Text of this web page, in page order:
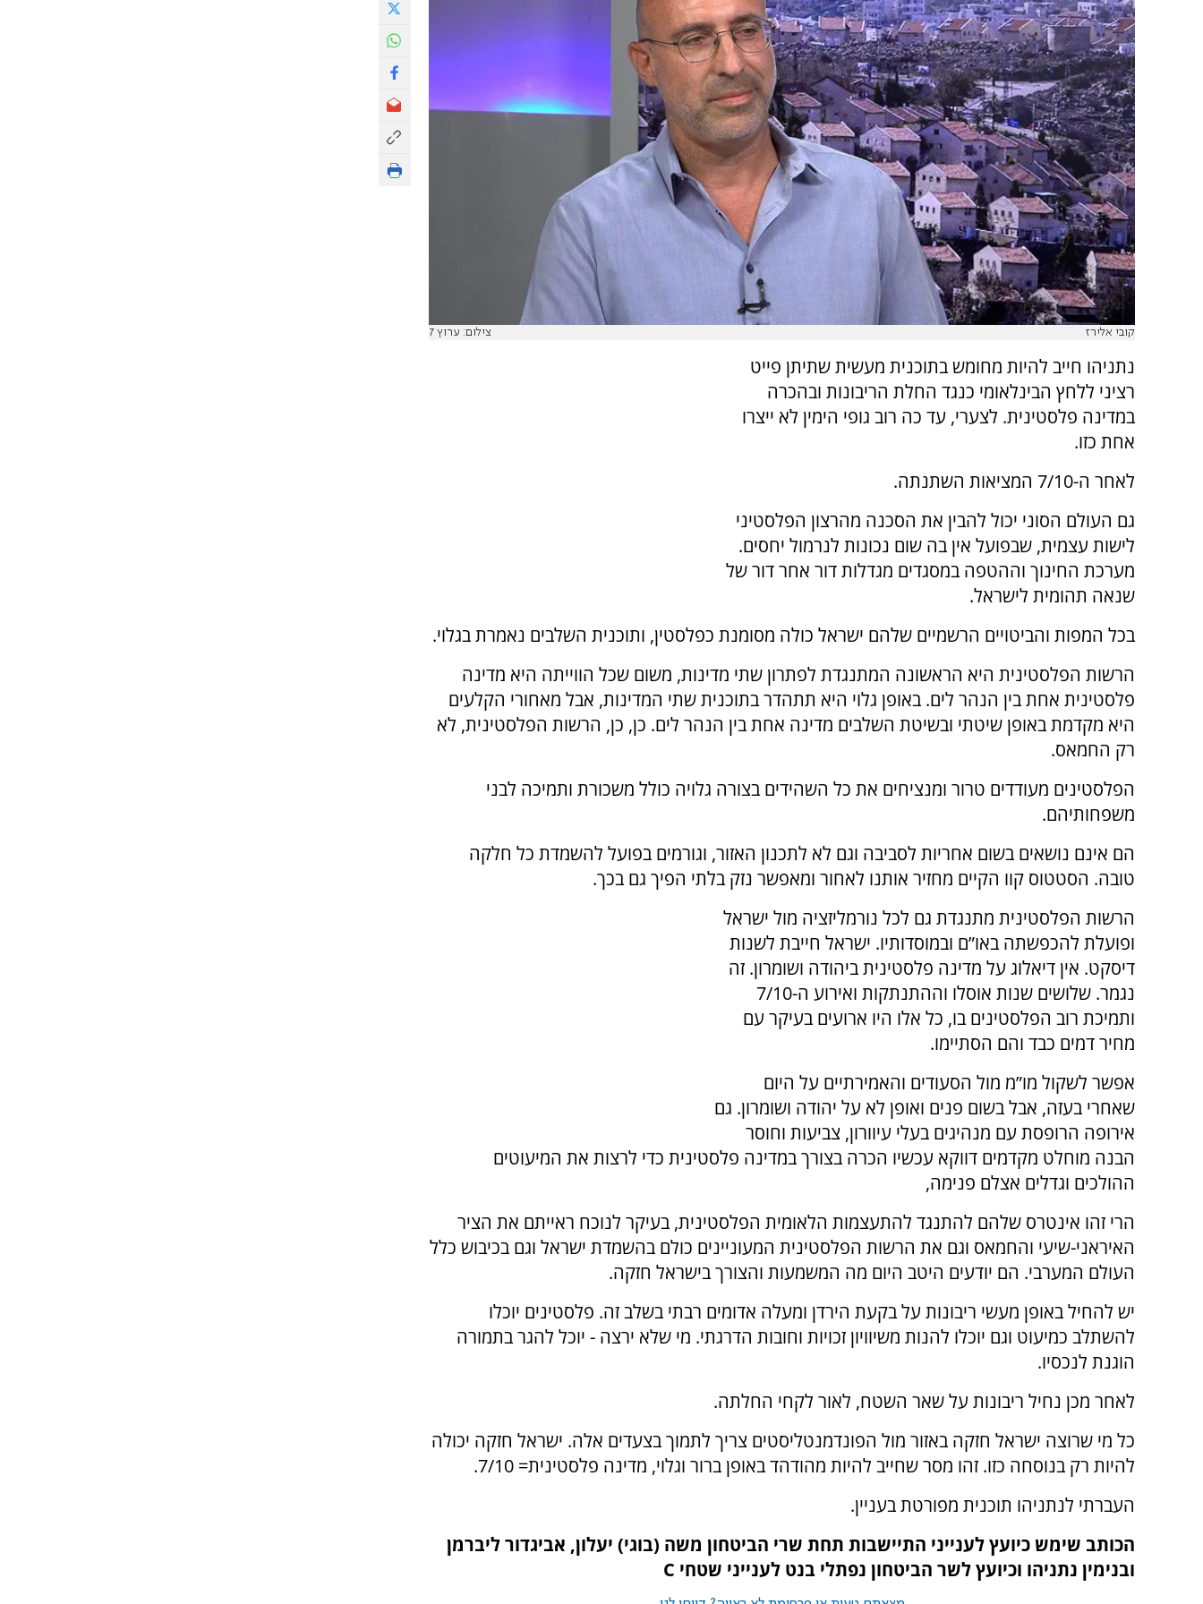
קובי אלירז צילום: ערוץ 7
נתניהו חייב להיות מחומש בתוכנית מעשית שתיתן פייט
רציני ללחץ הבינלאומי כנגד החלת הריבונות ובהכרה
במדינה פלסטינית. לצערי, עד כה רוב גופי הימין לא ייצרו
אחת כזו.
לאחר ה-7/10 המציאות השתנתה.
גם העולם הסוני יכול להבין את הסכנה מהרצון הפלסטיני
לישות עצמית, שבפועל אין בה שום נכונות לנרמול יחסים.
מערכת החינוך וההטפה במסגדים מגדלות דור אחר דור של
שנאה תהומית לישראל.
בכל המפות והביטויים הרשמיים שלהם ישראל כולה מסומנת כפלסטין, ותוכנית השלבים נאמרת בגלוי.
הרשות הפלסטינית היא הראשונה המתנגדת לפתרון שתי מדינות, משום שכל הווייתה היא מדינה
פלסטינית אחת בין הנהר לים. באופן גלוי היא תתהדר בתוכנית שתי המדינות, אבל מאחורי הקלעים
היא מקדמת באופן שיטתי ובשיטת השלבים מדינה אחת בין הנהר לים. כן, כן, הרשות הפלסטינית, לא
רק החמאס.
הפלסטינים מעודדים טרור ומנציחים את כל השהידים בצורה גלויה כולל משכורת ותמיכה לבני
משפחותיהם.
הם אינם נושאים בשום אחריות לסביבה וגם לא לתכנון האזור, וגורמים בפועל להשמדת כל חלקה
טובה. הסטטוס קוו הקיים מחזיר אותנו לאחור ומאפשר נזק בלתי הפיך גם בכך.
הרשות הפלסטינית מתנגדת גם לכל נורמליזציה מול ישראל
ופועלת להכפשתה באו”ם ובמוסדותיו. ישראל חייבת לשנות
דיסקט. אין דיאלוג על מדינה פלסטינית ביהודה ושומרון. זה
נגמר. שלושים שנות אוסלו וההתנתקות ואירוע ה-7/10
ותמיכת רוב הפלסטינים בו, כל אלו היו ארועים בעיקר עם
מחיר דמים כבד והם הסתיימו.
אפשר לשקול מו”מ מול הסעודים והאמירתיים על היום
שאחרי בעזה, אבל בשום פנים ואופן לא על יהודה ושומרון. גם
אירופה הרופסת עם מנהיגים בעלי עיוורון, צביעות וחוסר
הבנה מוחלט מקדמים דווקא עכשיו הכרה בצורך במדינה פלסטינית כדי לרצות את המיעוטים
ההולכים וגדלים אצלם פנימה,
הרי זהו אינטרס שלהם להתנגד להתעצמות הלאומית הפלסטינית, בעיקר לנוכח ראייתם את הציר
האיראני-שיעי והחמאס וגם את הרשות הפלסטינית המעוניינים כולם בהשמדת ישראל וגם בכיבוש כלל
העולם המערבי. הם יודעים היטב היום מה המשמעות והצורך בישראל חזקה.
יש להחיל באופן מעשי ריבונות על בקעת הירדן ומעלה אדומים רבתי בשלב זה. פלסטינים יוכלו
להשתלב כמיעוט וגם יוכלו להנות משיוויון זכויות וחובות הדרגתי. מי שלא ירצה - יוכל להגר בתמורה
הוגנת לנכסיו.
לאחר מכן נחיל ריבונות על שאר השטח, לאור לקחי החלתה.
כל מי שרוצה ישראל חזקה באזור מול הפונדמנטליסטים צריך לתמוך בצעדים אלה. ישראל חזקה יכולה
להיות רק בנוסחה כזו. זהו מסר שחייב להיות מהודהד באופן ברור וגלוי, מדינה פלסטינית= 7/10.
העברתי לנתניהו תוכנית מפורטת בעניין.
הכותב שימש כיועץ לענייני התיישבות תחת שרי הביטחון משה (בוגי) יעלון, אביגדור ליברמן
ובנימין נתניהו וכיועץ לשר הביטחון נפתלי בנט לענייני שטחי C